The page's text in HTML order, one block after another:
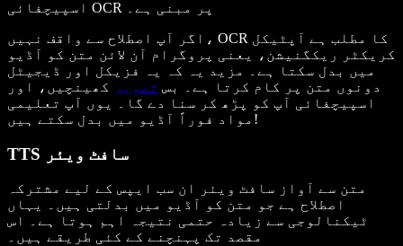
اگر آپ اصطلاح سے واقف نہیں، OCR کا مطلب ہے آپٹیکل
کریکٹر ریکگنیشن، یعنی پروگرام آن لائن متن کو آڈیو
میں بدل سکتا ہے۔ مزید یہ کہ یہ فزیکل اور ڈیجیٹل
دونوں متن پر کام کرتا ہے۔ بس تصویر
کھینچیں، اور
اسپیچفائی آپ کو پڑھ کر سنا دے گا۔ یوں آپ تعلیمی
مواد فوراً آڈیو میں بدل سکتے ہیں!
TTS سافٹ ویئر
متن سے آواز سافٹ ویئر ان سب ایپس کے لیے مشترکہ
اصطلاح ہے جو متن کو آڈیو میں بدلتی ہیں۔ یہاں
ٹیکنالوجی سے زیادہ حتمی نتیجہ اہم ہوتا ہے۔ اس
مقصد تک پہنچنے کے کئی طریقے ہیں۔